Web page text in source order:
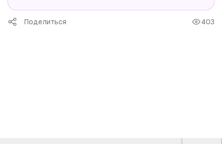
Поделиться 403